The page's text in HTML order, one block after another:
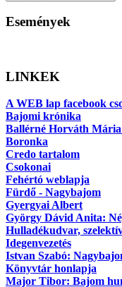
Események
LINKEK
A WEB lap facebook
Bajomi krónika
Ballérné Horváth
Boronka
Credo tartalom
Csokonai
Fehértó weblapja
Fürdő - Nagybajom
Gyergyai Albert
György Dávid Anita:
Hulladékudvar,
Idegenvezetés
Istvan Szabó:
Könyvtár honlapja
Major Tibor: Bajom